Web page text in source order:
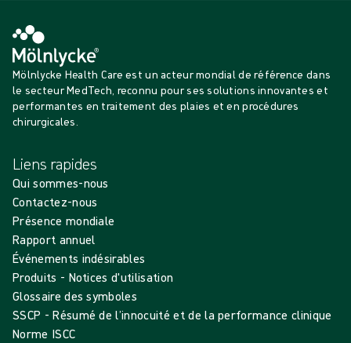
Mölnlycke Health Care est un acteur mondial de référence dans
le secteur MedTech, reconnu pour ses solutions innovantes et
performantes en traitement des plaies et en procédures
chirurgicales.
Liens rapides
Qui sommes-nous
Contactez-nous
Présence mondiale
Rapport annuel
Événements indésirables
Produits - Notices d'utilisation
Glossaire des symboles
SSCP - Résumé de l’innocuité et de la performance clinique
Norme ISCC